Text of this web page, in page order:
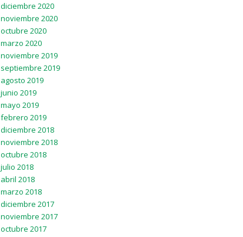
diciembre 2020
noviembre 2020
octubre 2020
marzo 2020
noviembre 2019
septiembre 2019
agosto 2019
junio 2019
mayo 2019
febrero 2019
diciembre 2018
noviembre 2018
octubre 2018
julio 2018
abril 2018
marzo 2018
diciembre 2017
noviembre 2017
octubre 2017